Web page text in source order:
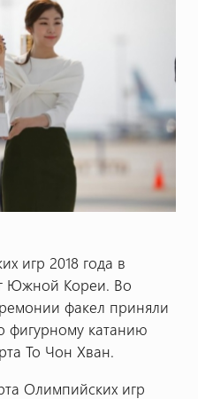
игр 2018 года в
Южной Кореи. Во
факел приняли
фигурному катанию
То Чон Хван.
Олимпийских игр